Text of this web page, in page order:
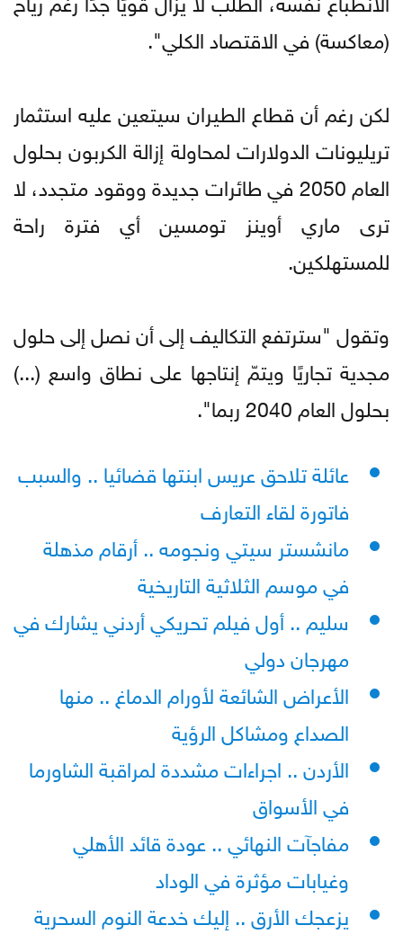
(معاكسة) في الاقتصاد الكلي".
لكن رغم أن قطاع الطيران سيتعين عليه استثمار
تريليونات الدولارات لمحاولة إزالة الكربون بحلول
العام 2050 في طائرات جديدة ووقود متجدد، لا
ترى ماري أوينز تومسين أي فترة راحة
للمستهلكين.
وتقول "سترتفع التكاليف إلى أن نصل إلى حلول
مجدية تجاريًا ويتمّ إنتاجها على نطاق واسع (...)
بحلول العام 2040 ربما".
عائلة تلاحق عريس ابنتها قضائيا .. والسبب
فاتورة لقاء التعارف
مانشستر سيتي ونجومه .. أرقام مذهلة
في موسم الثلاثية التاريخية
سليم .. أول فيلم تحريكي أردني يشارك في
مهرجان دولي
الأعراض الشائعة لأورام الدماغ .. منها
الصداع ومشاكل الرؤية
الأردن .. اجراءات مشددة لمراقبة الشاورما
في الأسواق
مفاجآت النهائي .. عودة قائد الأهلي
وغيابات مؤثرة في الوداد
يزعجك الأرق .. إليك خدعة النوم السحرية